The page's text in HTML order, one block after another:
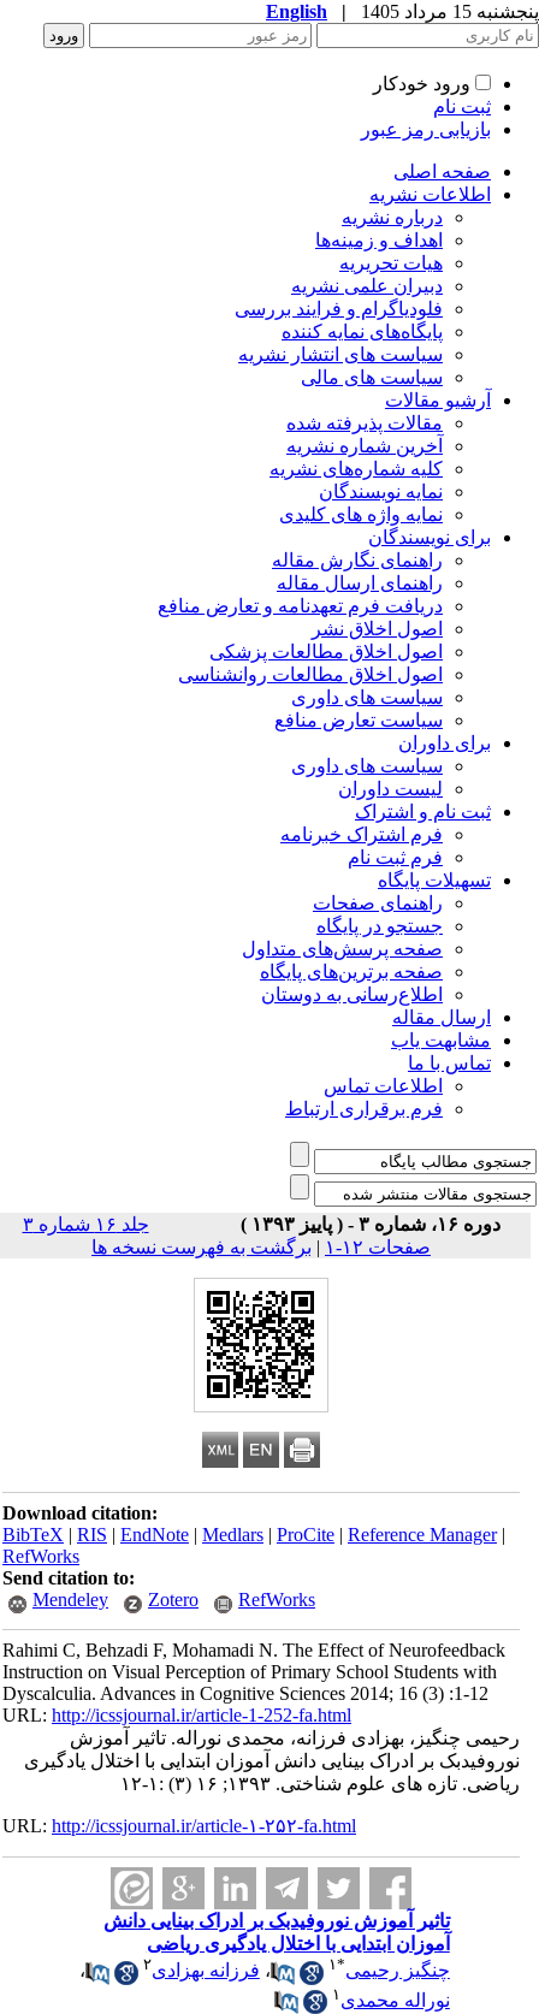
15 مرداد 1405 |
English
ورود خودکار
ثبت نام
بازیابی رمز عبور
صفحه اصلی
اطلاعات نشریه
درباره نشریه
اهداف و زمینه‌ها
هیات تحریریه
دبیران علمی نشریه
فلودیاگرام و فرایند بررسی
پایگاه‌های نمایه کننده
سیاست های انتشار نشریه
سیاست های مالی
آرشیو مقالات
مقالات پذیرفته شده
آخرین شماره نشریه
کلیه شماره‌های نشریه
نمایه نویسندگان
نمایه واژه های کلیدی
برای نویسندگان
راهنمای نگارش مقاله
راهنمای ارسال مقاله
دریافت فرم تعهدنامه و تعارض منافع
اصول اخلاق نشر
اصول اخلاق مطالعات پزشکی
اصول اخلاق مطالعات روانشناسی
سیاست های داوری
سیاست تعارض منافع
برای داوران
سیاست های داوری
لیست داوران
ثبت نام و اشتراک
فرم اشتراک خبرنامه
فرم ثبت نام
تسهیلات پایگاه
راهنمای صفحات
جستجو در پایگاه
صفحه پرسش‌های متداول
صفحه برترین‌های پایگاه
اطلاع‌رسانی به دوستان
ارسال مقاله
مشابهت یاب
تماس با ما
اطلاعات تماس
فرم برقراری ارتباط
دوره ۱۶، شماره ۳ - ( پاییز ۱۳۹۳ )
جلد ۱۶ شماره ۳
صفحات ۱۲-۱
| برگشت به فهرست نسخه ها
Download citation:
BibTeX|RIS|EndNote|Medlars|ProCite|Reference Manager
RefWorks
Send citation to:
Mendeley
Zotero RefWorks
Rahimi C, Behzadi F, Mohamadi N. The Effect of Neurofeedback
Instruction on Visual Perception of Primary School Students with
Dyscalculia. Advances in Cognitive Sciences 2014; 16 (3) :1-12
URL:http://icssjournal.ir/article-1-252-fa.html
رحیمی چنگیز، بهزادی فرزانه، محمدی نوراله. تاثیر آموزش
نوروفیدبک بر ادراک بینایی دانش آموزان ابتدایی با اختلال یادگیری
ریاضی. تازه های علوم شناختی. ۱۳۹۳; ۱۶ (۳) :۱-۱۲
URL:http://icssjournal.ir/article-۱-۲۵۲-fa.html
تاثیر آموزش نوروفیدبک بر ادراک بینایی دانش
آموزان ابتدایی با اختلال یادگیری ریاضی
چنگیز رحیمی
۱ ،فرزانه بهزادی۲
،
نوراله محمدی